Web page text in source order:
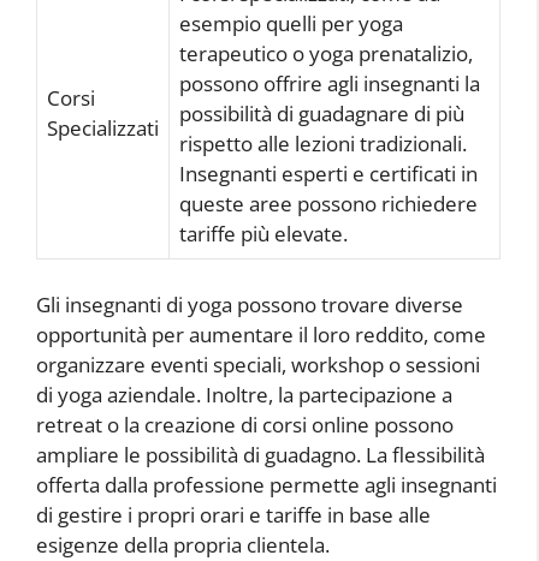
Corsi
Specializzati
esempio quelli per yoga
terapeutico o yoga prenatalizio,
possono offrire agli insegnanti la
possibilità di guadagnare di più
rispetto alle lezioni tradizionali.
Insegnanti esperti e certificati in
queste aree possono richiedere
tariffe più elevate.
Gli insegnanti di yoga possono trovare diverse
opportunità per aumentare il loro reddito, come
organizzare eventi speciali, workshop o sessioni
di yoga aziendale. Inoltre, la partecipazione a
retreat o la creazione di corsi online possono
ampliare le possibilità di guadagno. La flessibilità
offerta dalla professione permette agli insegnanti
di gestire i propri orari e tariffe in base alle
esigenze della propria clientela.